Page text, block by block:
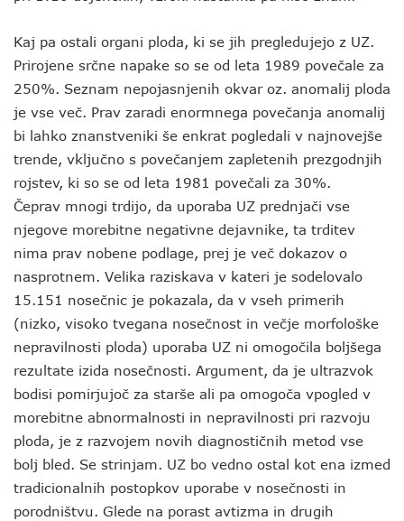
Kaj pa ostali organi ploda, ki se jih pregledujejo z UZ.
Prirojene srčne napake so se od leta 1989 povečale za
250%. Seznam nepojasnjenih okvar oz. anomalij ploda
je vse več. Prav zaradi enormnega povečanja anomalij
bi lahko znanstveniki še enkrat pogledali v najnovejše
trende, vključno s povečanjem zapletenih prezgodnjih
rojstev, ki so se od leta 1981 povečali za 30%.
Čeprav mnogi trdijo, da uporaba UZ prednjači vse
njegove morebitne negativne dejavnike, ta trditev
nima prav nobene podlage, prej je več dokazov o
nasprotnem. Velika raziskava v kateri je sodelovalo
15.151 nosečnic je pokazala, da v vseh primerih
(nizko, visoko tvegana nosečnost in večje morfološke
nepravilnosti ploda) uporaba UZ ni omogočila boljšega
rezultate izida nosečnosti. Argument, da je ultrazvok
bodisi pomirjujoč za starše ali pa omogoča vpogled v
morebitne abnormalnosti in nepravilnosti pri razvoju
ploda, je z razvojem novih diagnostičnih metod vse
bolj bled. Se strinjam. UZ bo vedno ostal kot ena izmed
tradicionalnih postopkov uporabe v nosečnosti in
porodništvu. Glede na porast avtizma in drugih